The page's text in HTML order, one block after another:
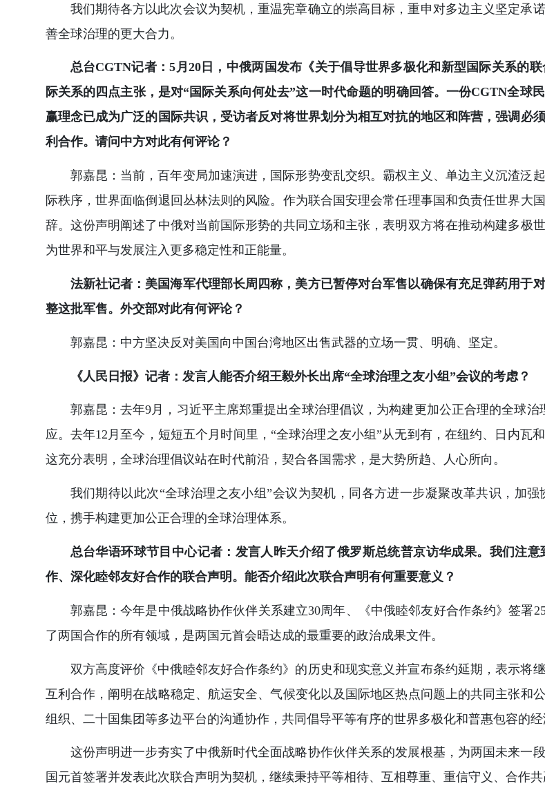
我们期待各方以此次会议为契机，重温宪章确立的崇高目标，重申对多边主义坚定承
善全球治理的更大合力。
总台CGTN记者：5月20日，中俄两国发布《关于倡导世界多极化和新型国际关系的
际关系的四点主张，是对“国际关系向何处去”这一时代命题的明确回答。一份CGTN全球
赢理念已成为广泛的国际共识，受访者反对将世界划分为相互对抗的地区和阵营，强调必
利合作。请问中方对此有何评论？
郭嘉昆：当前，百年变局加速演进，国际形势变乱交织。霸权主义、单边主义沉渣泛
际秩序，世界面临倒退回丛林法则的风险。作为联合国安理会常任理事国和负责任世界大
辞。这份声明阐述了中俄对当前国际形势的共同立场和主张，表明双方将在推动构建多极
为世界和平与发展注入更多稳定性和正能量。
法新社记者：美国海军代理部长周四称，美方已暂停对台军售以确保有充足弹药用于
整这批军售。外交部对此有何评论？
郭嘉昆：中方坚决反对美国向中国台湾地区出售武器的立场一贯、明确、坚定。
《人民日报》记者：发言人能否介绍王毅外长出席“全球治理之友小组”会议的考虑？
郭嘉昆：去年9月，习近平主席郑重提出全球治理倡议，为构建更加公正合理的全球
应。去年12月至今，短短五个月时间里，“全球治理之友小组”从无到有，在纽约、日内瓦
这充分表明，全球治理倡议站在时代前沿，契合各国需求，是大势所趋、人心所向。
我们期待以此次“全球治理之友小组”会议为契机，同各方进一步凝聚改革共识，加
位，携手构建更加公正合理的全球治理体系。
总台华语环球节目中心记者：发言人昨天介绍了俄罗斯总统普京访华成果。我们注
作、深化睦邻友好合作的联合声明。能否介绍此次联合声明有何重要意义？
郭嘉昆：今年是中俄战略协作伙伴关系建立30周年、《中俄睦邻友好合作条约》签署
了两国合作的所有领域，是两国元首会晤达成的最重要的政治成果文件。
双方高度评价《中俄睦邻友好合作条约》的历史和现实意义并宣布条约延期，表示将
互利合作，阐明在战略稳定、航运安全、气候变化以及国际地区热点问题上的共同主张和
组织、二十国集团等多边平台的沟通协作，共同倡导平等有序的世界多极化和普惠包容的
这份声明进一步夯实了中俄新时代全面战略协作伙伴关系的发展根基，为两国未来一
国元首签署并发表此次联合声明为契机，继续秉持平等相待、互相尊重、重信守义、合作